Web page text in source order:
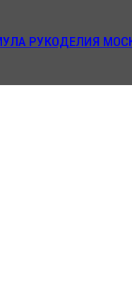
РУКОДЕЛИЯ